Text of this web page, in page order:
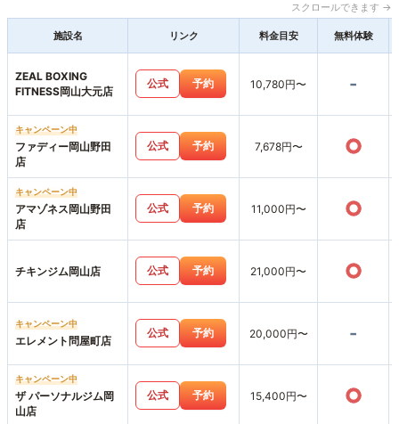
スクロールできます →
施設名 リンク 料金目安 無料体験
ZEAL BOXING
FITNESS岡山大元店
公式 予約 10,780円〜 -
キャンペーン中
ファディー岡山野田
店
公式 予約 7,678円〜 ○
キャンペーン中
アマゾネス岡山野田
店
公式 予約 11,000円〜 ○
チキンジム岡山店 公式 予約 21,000円〜 ○
キャンペーン中
エレメント問屋町店
公式 予約 20,000円〜 -
キャンペーン中
ザ パーソナルジム岡
山店
公式 予約 15,400円〜 ○